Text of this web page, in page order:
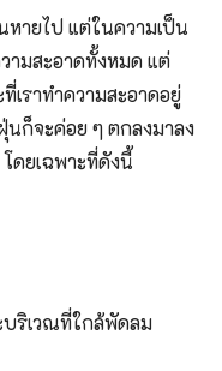
หายไป แต่ในความเป็น
ามสะอาดทั้งหมด แต่
เราทำความสะอาดอยู่
นก็จะค่อย ๆ ตกลงมาลง
ดยเฉพาะที่ดังนี้
บริเวณที่ใกล้พัดลม